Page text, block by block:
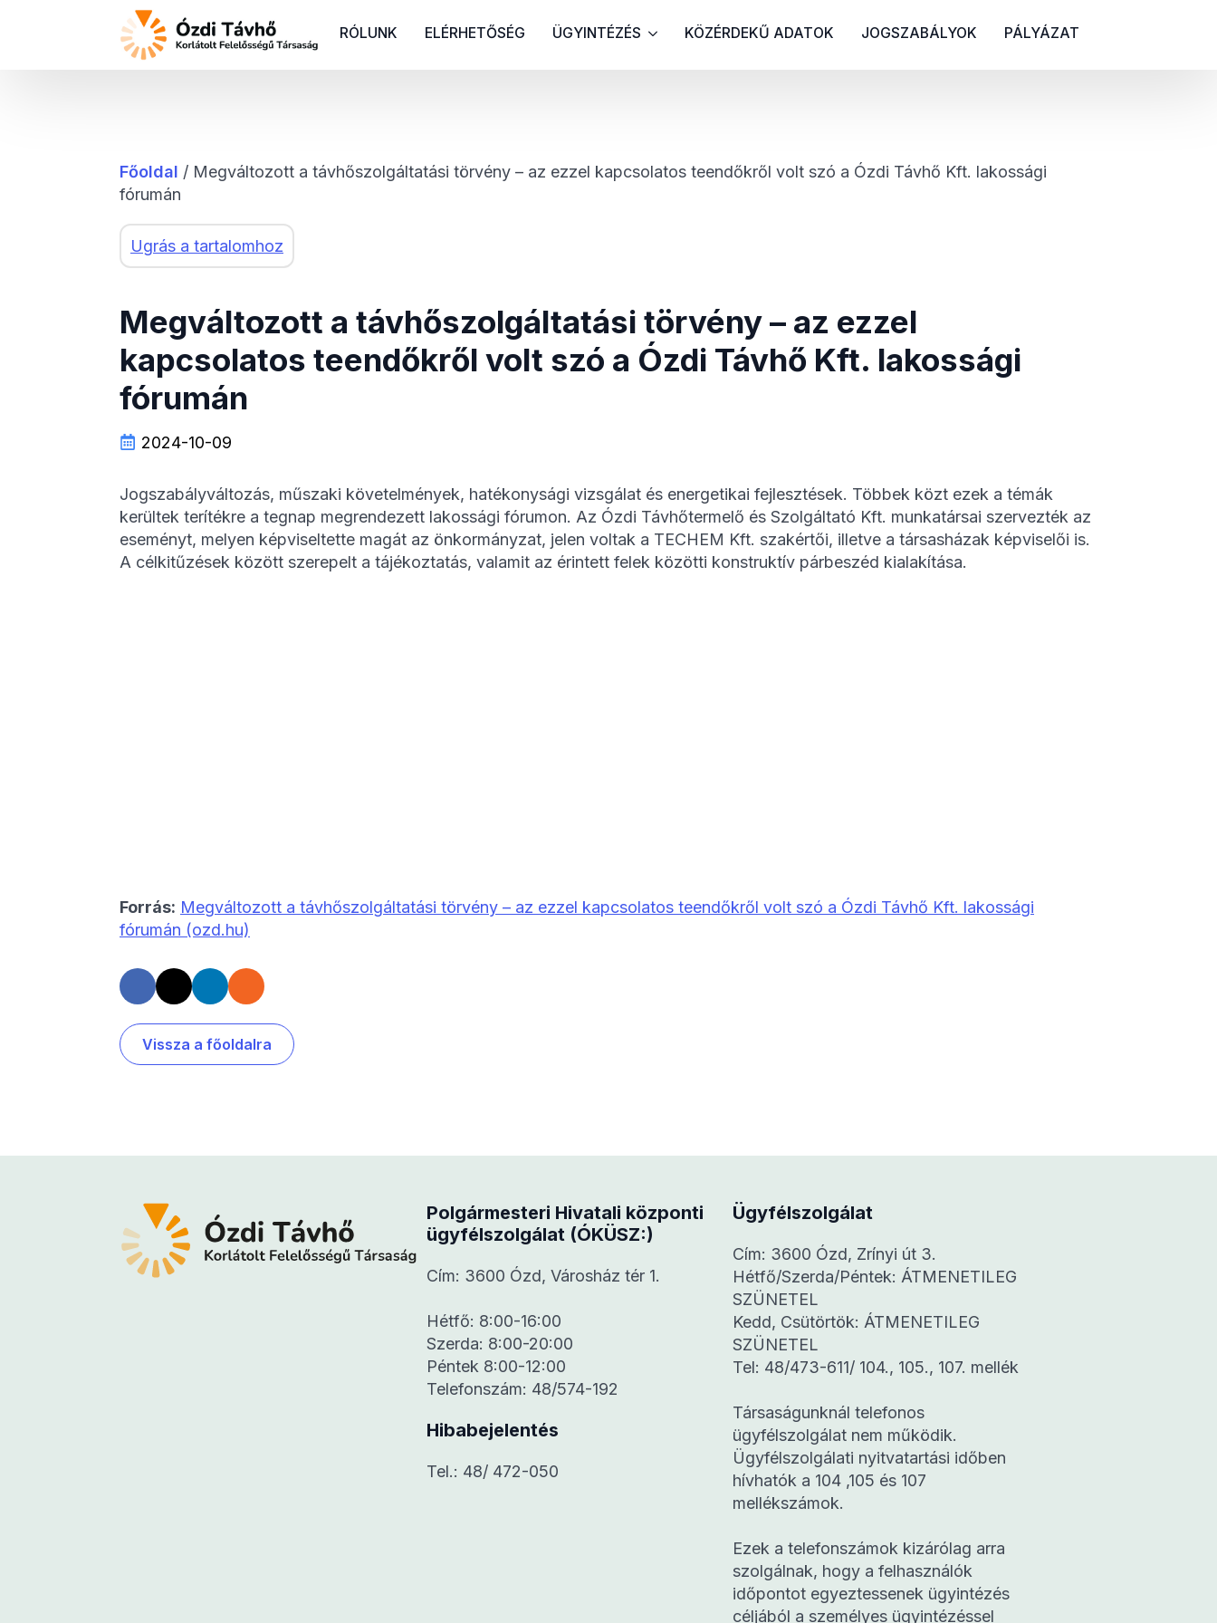
RÓLUNK ELÉRHETŐSÉG ÜGYINTÉZÉS KÖZÉRDEKŰ ADATOK JOGSZABÁLYOK PÁLYÁZAT
Főoldal / Megváltozott a távhőszolgáltatási törvény – az ezzel kapcsolatos teendőkről volt szó a Ózdi Távhő Kft. lakossági
fórumán
Ugrás a tartalomhoz
Megváltozott a távhőszolgáltatási törvény – az ezzel
kapcsolatos teendőkről volt szó a Ózdi Távhő Kft. lakossági
fórumán
2024-10-09
Jogszabályváltozás, műszaki követelmények, hatékonysági vizsgálat és energetikai fejlesztések. Többek közt ezek a témák
kerültek terítékre a tegnap megrendezett lakossági fórumon. Az Ózdi Távhőtermelő és Szolgáltató Kft. munkatársai szervezték az
eseményt, melyen képviseltette magát az önkormányzat, jelen voltak a TECHEM Kft. szakértői, illetve a társasházak képviselői is.
A célkitűzések között szerepelt a tájékoztatás, valamit az érintett felek közötti konstruktív párbeszéd kialakítása.
Forrás: Megváltozott a távhőszolgáltatási törvény – az ezzel kapcsolatos teendőkről volt szó a Ózdi Távhő Kft. lakossági
fórumán (ozd.hu)
Vissza a főoldalra
Polgármesteri Hivatali központi
ügyfélszolgálat (ÓKÜSZ:)
Cím: 3600 Ózd, Városház tér 1.
Hétfő: 8:00-16:00
Szerda: 8:00-20:00
Péntek 8:00-12:00
Telefonszám: 48/574-192
Hibabejelentés
Tel.: 48/ 472-050
Ügyfélszolgálat
Cím: 3600 Ózd, Zrínyi út 3.
Hétfő/Szerda/Péntek: ÁTMENETILEG
SZÜNETEL
Kedd, Csütörtök: ÁTMENETILEG
SZÜNETEL
Tel: 48/473-611/ 104., 105., 107. mellék
Társaságunknál telefonos
ügyfélszolgálat nem működik.
Ügyfélszolgálati nyitvatartási időben
hívhatók a 104 ,105 és 107
mellékszámok.
Ezek a telefonszámok kizárólag arra
szolgálnak, hogy a felhasználók
időpontot egyeztessenek ügyintézés
céljából a személyes ügyintézéssel